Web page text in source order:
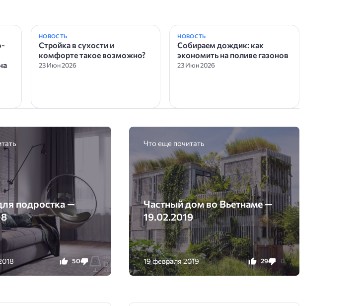
НОВОСТЬ
Стройка в сухости и
комфорте такое возможно?
23 Июн 2026
НОВОСТЬ
Собираем дождик: как
экономить на поливе газонов
23 Июн 2026
подростка —
50 0
Что еще почитать
Частный дом во Вьетнаме —
19.02.2019
19 февраля 2019 29 0